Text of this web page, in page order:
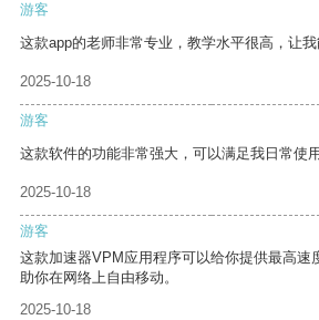
游客
这款app的老师非常专业，教学水平很高，让我
2025-10-18
游客
这款软件的功能非常强大，可以满足我日常使用
2025-10-18
游客
这款加速器VPM应用程序可以给你提供最高速
助你在网络上自由移动。
2025-10-18